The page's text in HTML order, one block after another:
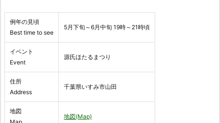
例年の見頃
Best time to see
5月下旬～6月中旬 19時～21時頃
イベント
Event
源氏ほたるまつり
住所
Address
千葉県いすみ市山田
地図
地図(Map)